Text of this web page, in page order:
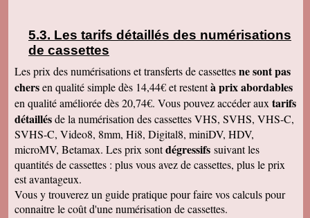
que les affaires aillent très bien.
Jacques N
Colis reçu ce jour, satisfait du bon travail réalisé
par vos soins. Merci encore, Cordialement
Hervé R
j'ai bien reçu les CD et les K7 en retour, merci
de cet excellent traitement. Très bons résultats
Pascal R
bonjour bien reçu le colis samedi après
visionnage le travail est superbe
Francis C
J' ai bien reçu votre envoi Les premières
visualisations montrent un beau travail, et
rappellent de nombreux souvenirs Merci Je
Les tarifs détaillés des numérisations
de cassettes
Les prix des numérisations et transferts de cassettesne sont pas
chersen qualité simple dès 14,44€ et restentà prix abordables
en qualité améliorée dès 20,74€. Vous pouvez accéder aux tarifs
détaillésde la numérisation des cassettes VHS, SVHS, VHS-C,
SVHS-C, Video8, 8mm, Hi8, Digital8, miniDV, HDV,
microMV, Betamax. Les prix sontdégressifs suivant les
quantités de cassettes : plus vous avez de cassettes, plus le prix
est avantageux.
Vous y trouverez un guide pratique pour faire vos calculs pour
connaitre le coût d'une numérisation de cassettes.